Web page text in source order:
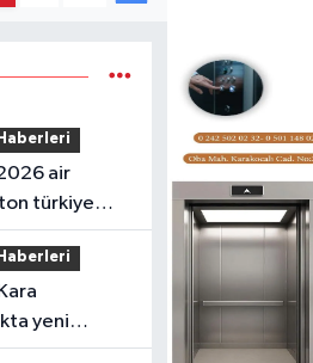
türkiye
yeni